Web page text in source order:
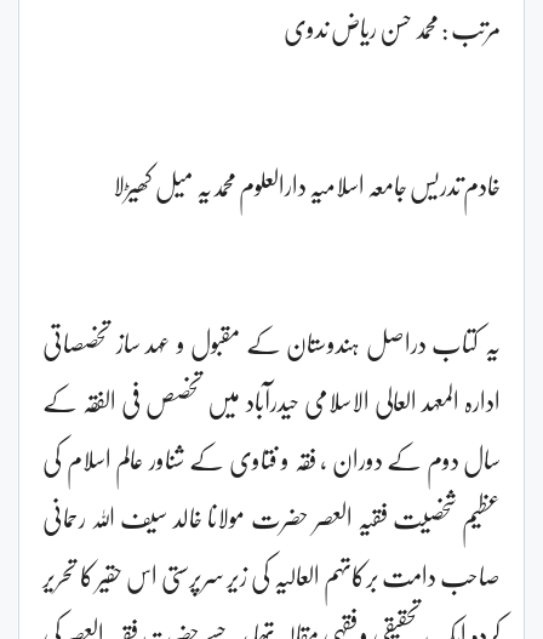
مرتب : محمد حسن ریاض ندوی
خادم تدریس جامعہ اسلامیہ دارالعلوم محمدیہ میل کھیڑلا
یہ کتاب دراصل ہندوستان کے مقبول و عہد ساز تخصصاتی
ادارہ المعہد العالی الاسلامی حیدرآباد میں تخصص فی الفقہ کے
سال دوم کے دوران ، فقہ و فتاوی کے شناور عالم اسلام کی
عظیم شخصیت فقیہ العصر حضرت مولانا خالد سیف اللہ رحمانی
صاحب دامت برکاتہم العالیہ کی زیر سرپرستی اس حقیر کا تحریر